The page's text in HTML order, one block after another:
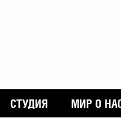
СТУДИЯ МИР О